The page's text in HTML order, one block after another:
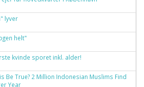
lyver
helt"
kvinde sporet inkl. alder!
Be True? 2 Million Indonesian Muslims Find
Year